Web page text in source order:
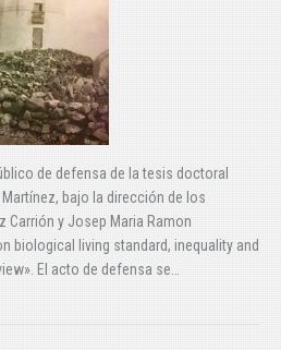
de defensa de la tesis doctoral
bajo la dirección de los
Carrión y Josep Maria Ramon
biological living standard, inequality and
El acto de defensa se…